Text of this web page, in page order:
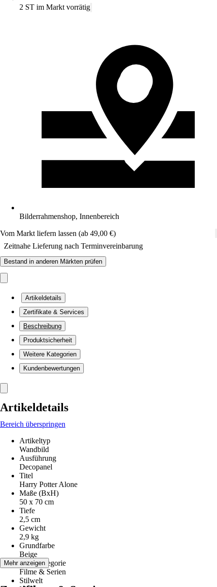
2 ST im Markt vorrätig
Bilderrahmenshop, Innenbereich
Vom Markt liefern lassen (ab 49,00 €)
Zeitnahe Lieferung nach Terminvereinbarung
Bestand in anderen Märkten prüfen
Artikeldetails
Zertifikate & Services
Beschreibung
Produktsicherheit
Weitere Kategorien
Kundenbewertungen
Artikeldetails
Bereich überspringen
Artikeltyp
Wandbild
Ausführung
Decopanel
Titel
Harry Potter Alone
Maße (BxH)
50 x 70 cm
Tiefe
2,5 cm
Gewicht
2,9 kg
Grundfarbe
Beige
Motivkategorie
Filme & Serien
Stilwelt
Mehr anzeigen